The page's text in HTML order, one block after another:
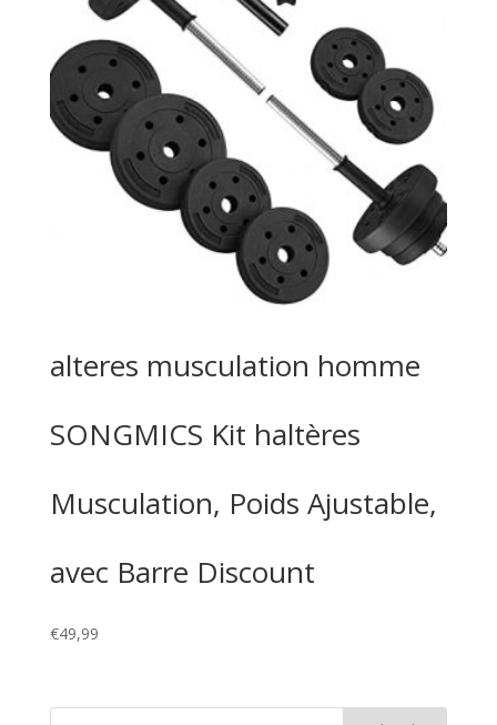
alteres musculation homme
SONGMICS Kit haltères
Musculation, Poids Ajustable,
avec Barre Discount
€49,99